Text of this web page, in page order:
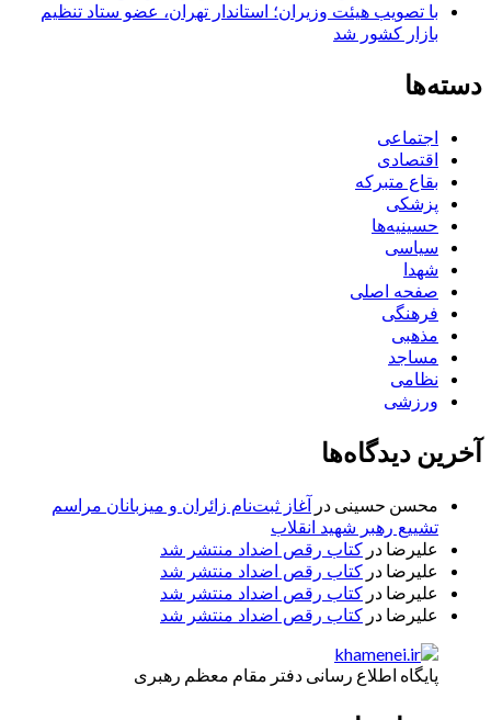
با تصویب هیئت وزیران؛ استاندار تهران، عضو ستاد تنظیم
بازار کشور شد
دسته‌ها
اجتماعی
اقتصادی
بقاع متبرکه
پزشکی
حسینیه‌ها
سیاسی
شهدا
صفحه اصلی
فرهنگی
مذهبی
مساجد
نظامی
ورزشی
آخرین دیدگاه‌ها
محسن حسینی در آغاز ثبت‌نام زائران و میزبانان مراسم
تشییع رهبر شهید انقلاب
علیرضا در کتاب رقص اضداد منتشر شد
علیرضا در کتاب رقص اضداد منتشر شد
علیرضا در کتاب رقص اضداد منتشر شد
علیرضا در کتاب رقص اضداد منتشر شد
پایگاه اطلاع رسانی دفتر مقام معظم رهبری